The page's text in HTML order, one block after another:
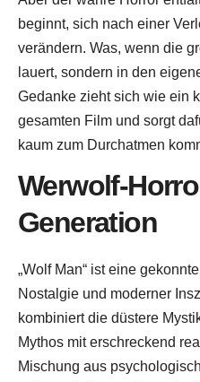
beginnt, sich nach einer
verändern. Was, wenn die
lauert, sondern in den
Gedanke zieht sich wie ein
gesamten Film und sorgt
kaum zum Durchatmen
Werwolf-
Generation
„Wolf Man“ ist eine
Nostalgie und moderner
kombiniert die düstere
Mythos mit erschreckend
Mischung aus